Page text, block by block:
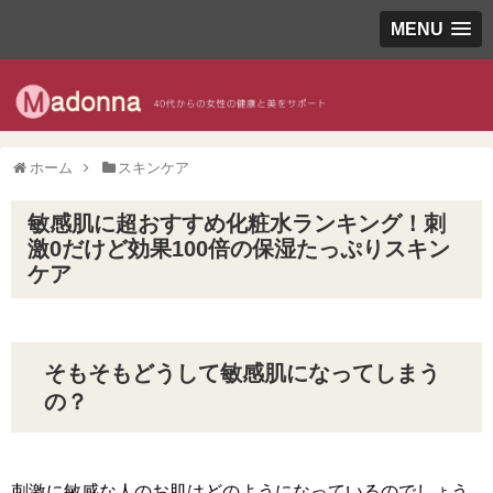
MENU
ホーム スキンケア
敏感肌に超おすすめ化粧水ランキング！刺
激0だけど効果100倍の保湿たっぷりスキン
ケア
そもそもどうして敏感肌になってしまう
の？